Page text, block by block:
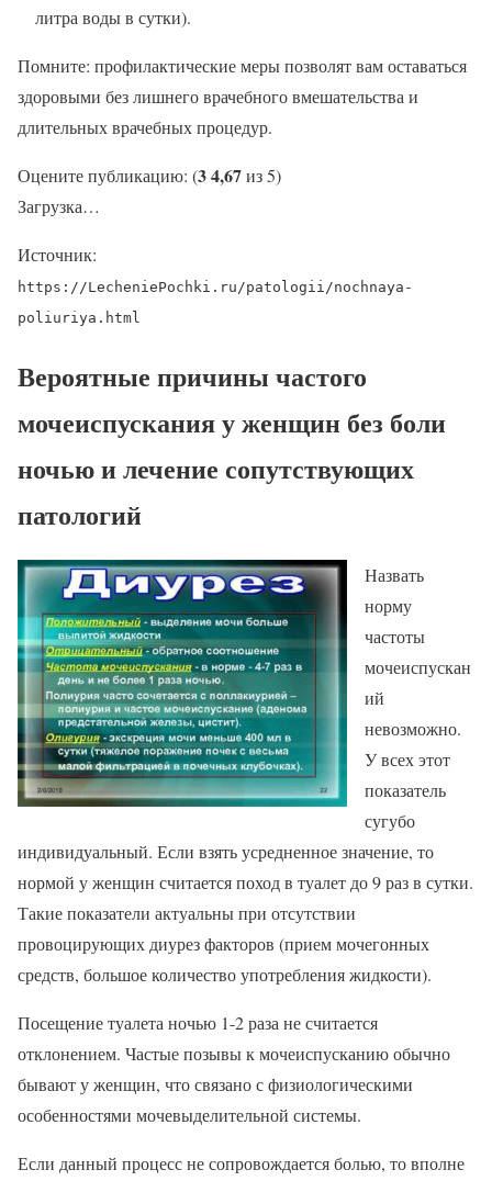
литра воды в сутки).
Помните: профилактические меры позволят вам оставаться
здоровыми без лишнего врачебного вмешательства и
длительных врачебных процедур.
Оцените публикацию: (34,67из 5)
Загрузка…
Источник:
https://LecheniePochki.ru/patologii/nochnaya-
poliuriya.html
Вероятные причины частого
мочеиспускания у женщин без боли
ночью и лечение сопутствующих
патологий
Назвать
норму
частоты
мочеиспускан
ий
невозможно.
У всех этот
показатель
сугубо
индивидуальный. Если взять усредненное значение, то
нормой у женщин считается поход в туалет до 9 раз в сутки.
Такие показатели актуальны при отсутствии
провоцирующих диурез факторов (прием мочегонных
средств, большое количество употребления жидкости).
Посещение туалета ночью 1-2 раза не считается
отклонением. Частые позывы к мочеиспусканию обычно
бывают у женщин, что связано с физиологическими
особенностями мочевыделительной системы.
Если данный процесс не сопровождается болью, то вполне